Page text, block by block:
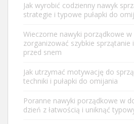
Jak wyrobić codzienny nawyk
strategie i typowe pułapki do
Wieczorne nawyki porządkowe
zorganizować szybkie sprzątanie
przed snem
Jak utrzymać motywację do
techniki i pułapki do omijania
Poranne nawyki porządkowe w
dzień z łatwością i uniknąć